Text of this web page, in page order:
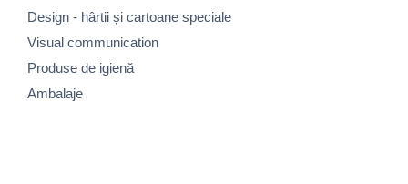
Design - hârtii și cartoane speciale
Visual communication
Produse de igienă
Ambalaje